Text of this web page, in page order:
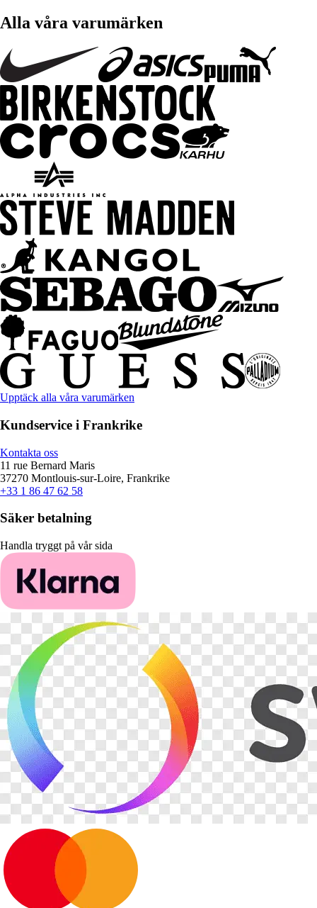
Alla våra varumärken
Upptäck alla våra varumärken
Kundservice i Frankrike
Kontakta oss
11 rue Bernard Maris
37270 Montlouis-sur-Loire, Frankrike
+33 1 86 47 62 58
Säker betalning
Handla tryggt på vår sida